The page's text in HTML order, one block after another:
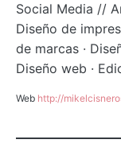
Social Media //
Diseño de
de marcas ·
Diseño web ·
Web http://